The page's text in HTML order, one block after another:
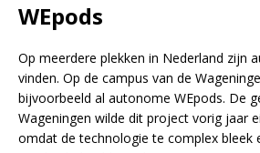
WEpods
Op meerdere plekken in Nederland zijn
vinden. Op de campus van de
bijvoorbeeld al autonome WEpods. De
Wageningen wilde dit project vorig jaar
omdat de technologie te complex bleek